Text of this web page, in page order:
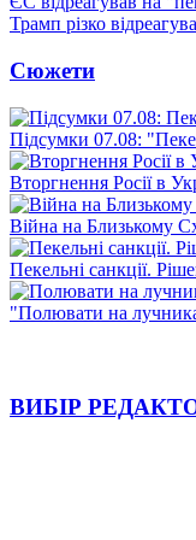
Трамп різко
Сюжети
Підсумки 07.08:
Вторгнення Росії в
Війна на Близькому
Пекельні санкції.
"Полювати на
ВИБІР